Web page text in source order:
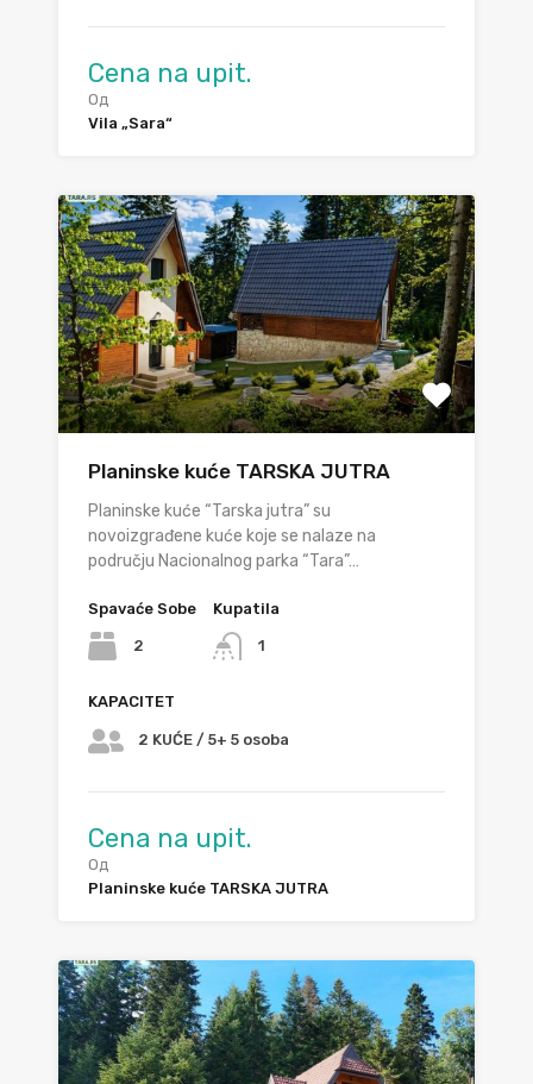
Cena na upit.
Од
Vila „Sara“
Planinske kuće TARSKA JUTRA
Planinske kuće “Tarska jutra” su
novoizgrađene kuće koje se nalaze na
području Nacionalnog parka “Tara”…
Spavaće Sobe
2
Kupatila
1
KAPACITET
2 KUĆE / 5+ 5 osoba
Cena na upit.
Од
Planinske kuće TARSKA JUTRA